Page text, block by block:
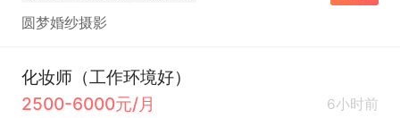
圆梦婚纱摄影
化妆师（工作环境好）
2500-6000元/月
6小时前